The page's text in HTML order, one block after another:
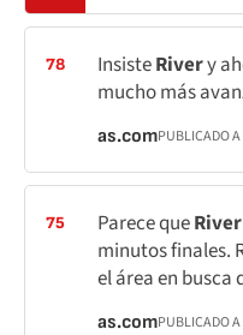
78 InsisteRivery
mucho más
as.comPUBLICADO A
75 Parece queRiver
minutos finales.
el área en busca
as.comPUBLICADO A